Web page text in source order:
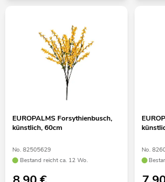
EUROPALMS Forsythienbusch,
künstlich, 60cm
No. 82505629
Bestand reicht ca. 12 Wo.
No.